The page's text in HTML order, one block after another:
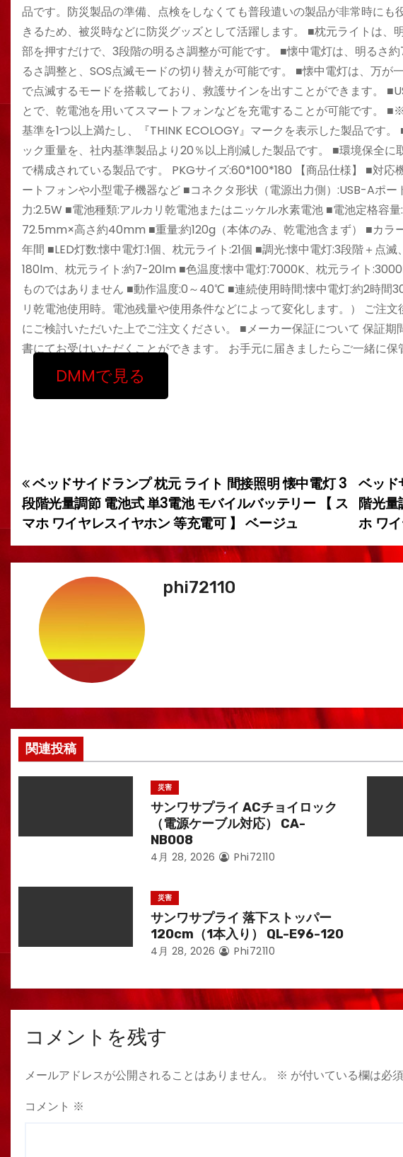
品です。防災製品の準備、点検をしなくても普段遣いの製品が非常時に
きるため、被災時などに防災グッズとして活躍します。 ■枕元ライトは
部を押すだけで、3段階の明るさ調整が可能です。 ■懐中電灯は、明るさ
るさ調整と、SOS点滅モードの切り替えが可能です。 ■懐中電灯は、万が
で点滅するモードを搭載しており、救護サインを出すことができます。
とで、乾電池を用いてスマートフォンなどを充電することが可能です。
基準を1つ以上満たし、『THINK ECOLOGY』マークを表示した製品です
ック重量を、社内基準製品より20％以上削減した製品です。 ■環境保全
で構成されている製品です。 PKGサイズ:60*100*180 【商品仕様】 ■対
ートフォンや小型電子機器など ■コネクタ形状（電源出力側）:USB-Aポ
力:2.5W ■電池種類:アルカリ乾電池またはニッケル水素電池 ■電池定格容
72.5mm×高さ約40mm ■重量:約120g（本体のみ、乾電池含まず） ■カラ
年間 ■LED灯数:懐中電灯:1個、枕元ライト:21個 ■調光:懐中電灯:3段階＋点
180lm、枕元ライト:約7-20lm ■色温度:懐中電灯:7000K、枕元ライト
ものではありません ■動作温度:0～40℃ ■連続使用時間:懐中電灯:約2時
リ乾電池使用時。電池残量や使用条件などによって変化します。） ご注
にご検討いただいた上でご注文ください。 ■メーカー保証について 保証
書にてお受けいただくことができます。 お手元に届きましたらご一緒に保
DMMで見る
投
稿
ナ
ゲ
ー
ン
ベッド
階光量
ホ ワ
ベッドサイドランプ 枕元 ライト 間接照明 懐中電灯 3
段階光量調節 電池式 単3電池 モバイルバッテリー 【 ス
マホ ワイヤレスイヤホン 等充電可 】 ベージュ
phi72110
関連投稿
災害
サンワサプライ ACチョイロック
（電源ケーブル対応） CA-
NB008
4月 28, 2026 Phi72110
災害
サンワサプライ 落下ストッパー
120cm（1本入り） QL-E96-120
4月 28, 2026 Phi72110
コメントを残す
メールアドレスが公開されることはありません。 ※ が付いている欄は必
コメント ※